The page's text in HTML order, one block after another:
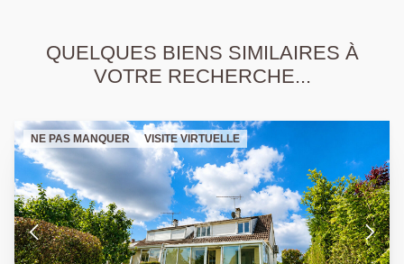
QUELQUES BIENS SIMILAIRES À
VOTRE RECHERCHE...
NE PAS MANQUER VISITE VIRTUELLE